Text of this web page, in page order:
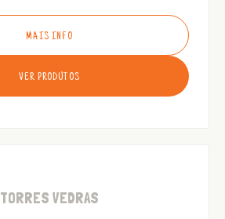
MAIS INFO
VER PRODUTOS
TORRES VEDRAS